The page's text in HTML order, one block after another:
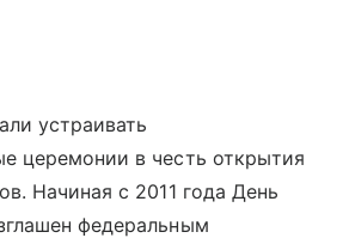
устраивать
церемонии в честь открытия
Начиная с 2011 года День
федеральным